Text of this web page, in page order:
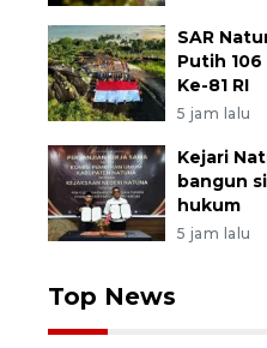
SAR
Putih
Ke-81 RI
5 jam lalu
Kejari
bangun
hukum
5 jam lalu
Top News